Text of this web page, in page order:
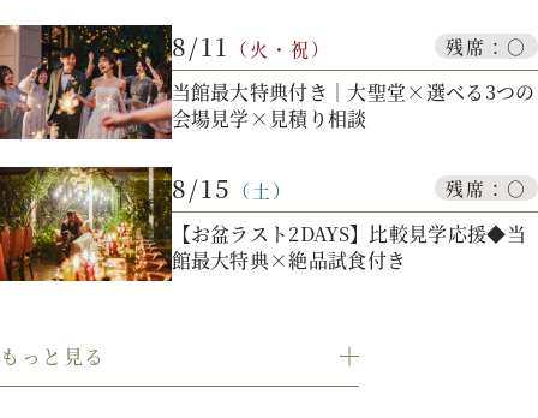
ドレス
プラン
施設紹介
フォトガイドツアー
8/11 （火・祝） 残席：○
当館最大特典付き｜大聖堂×選べる3つの
会場見学×見積り相談
8/15 （土） 残席：○
【お盆ラスト2DAYS】比較見学応援◆当
館最大特典×絶品試食付き
もっと見る